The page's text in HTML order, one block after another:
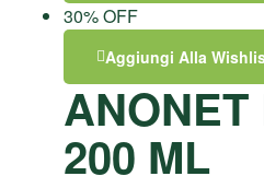
30% OFF
Aggiungi Alla
200 ML